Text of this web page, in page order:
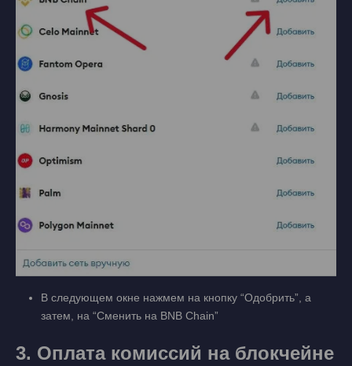
В следующем окне нажмем на кнопку “Одобрить”, а
затем, на “Сменить на BNB Chain”
3. Оплата комиссий на блокчейне